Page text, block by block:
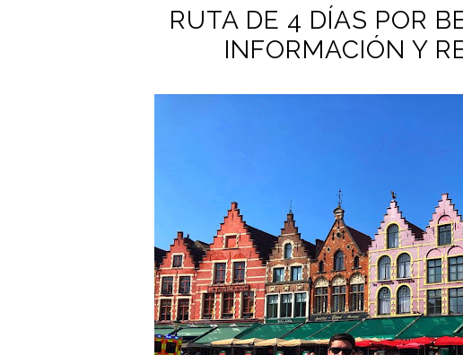
RUTA DE 4 DÍAS POR
INFORMACIÓN Y